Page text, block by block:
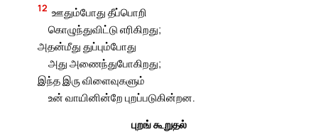
12 ஊதும்போது தீப்பொறி
கொழுந்துவிட்டு எரிகிறது;
அதன்மீது துப்பும்போது
அது அணைந்துபோகிறது;
இந்த இரு விளைவுகளும்
உன் வாயினின்றே புறப்படுகின்றன.
புறங் கூறுதல்